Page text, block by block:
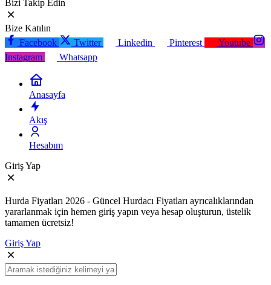
Bizi Takip Edin
Bize Katılın
Facebook
Twitter Linkedin Pinterest
Youtube
Instagram
Whatsapp
Anasayfa
Akış
Hesabım
Giriş Yap
Hurda Fiyatları 2026 - Güncel Hurdacı Fiyatları ayrıcalıklarından
yararlanmak için hemen giriş yapın veya hesap oluşturun, üstelik
tamamen ücretsiz!
Giriş Yap